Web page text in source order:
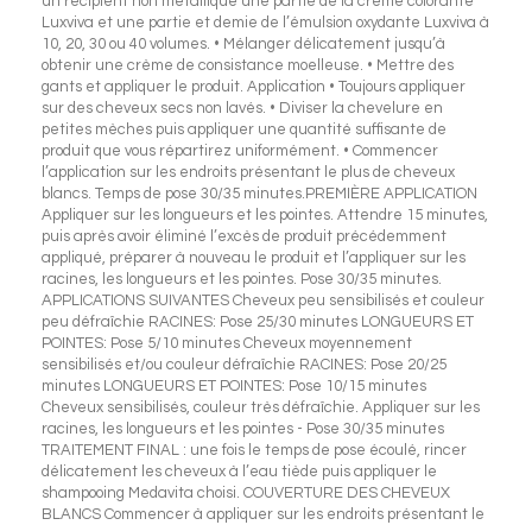
Luxviva et une partie et demie de l’émulsion oxydante Luxviva à
10, 20, 30 ou 40 volumes. • Mélanger délicatement jusqu’à
obtenir une crème de consistance moelleuse. • Mettre des
gants et appliquer le produit. Application • Toujours appliquer
sur des cheveux secs non lavés. • Diviser la chevelure en
petites mèches puis appliquer une quantité suffisante de
produit que vous répartirez uniformément. • Commencer
l’application sur les endroits présentant le plus de cheveux
blancs. Temps de pose 30/35 minutes.PREMIÈRE APPLICATION
Appliquer sur les longueurs et les pointes. Attendre 15 minutes,
puis après avoir éliminé l’excès de produit précédemment
appliqué, préparer à nouveau le produit et l’appliquer sur les
racines, les longueurs et les pointes. Pose 30/35 minutes.
APPLICATIONS SUIVANTES Cheveux peu sensibilisés et couleur
peu défraîchie RACINES: Pose 25/30 minutes LONGUEURS ET
POINTES: Pose 5/10 minutes Cheveux moyennement
sensibilisés et/ou couleur défraîchie RACINES: Pose 20/25
minutes LONGUEURS ET POINTES: Pose 10/15 minutes
Cheveux sensibilisés, couleur très défraîchie. Appliquer sur les
racines, les longueurs et les pointes - Pose 30/35 minutes
TRAITEMENT FINAL : une fois le temps de pose écoulé, rincer
délicatement les cheveux à l’eau tiède puis appliquer le
shampooing Medavita choisi. COUVERTURE DES CHEVEUX
BLANCS Commencer à appliquer sur les endroits présentant le